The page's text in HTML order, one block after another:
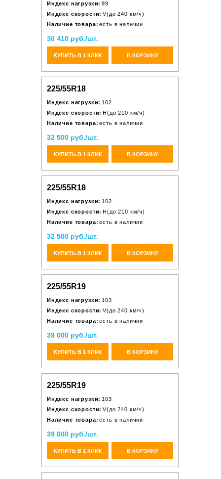
Индекс нагрузки: 99
Индекс скорости: V(до 240 км/ч)
Наличие товара: есть в наличии
30 410 руб./шт.
КУПИТЬ В 1 КЛИК В КОРЗИНУ
225/55R18
Индекс нагрузки: 102
Индекс скорости: H(до 210 км/ч)
Наличие товара: есть в наличии
32 500 руб./шт.
КУПИТЬ В 1 КЛИК В КОРЗИНУ
225/55R18
Индекс нагрузки: 102
Индекс скорости: H(до 210 км/ч)
Наличие товара: есть в наличии
32 500 руб./шт.
КУПИТЬ В 1 КЛИК В КОРЗИНУ
225/55R19
Индекс нагрузки: 103
Индекс скорости: V(до 240 км/ч)
Наличие товара: есть в наличии
39 000 руб./шт.
КУПИТЬ В 1 КЛИК В КОРЗИНУ
225/55R19
Индекс нагрузки: 103
Индекс скорости: V(до 240 км/ч)
Наличие товара: есть в наличии
39 000 руб./шт.
КУПИТЬ В 1 КЛИК В КОРЗИНУ